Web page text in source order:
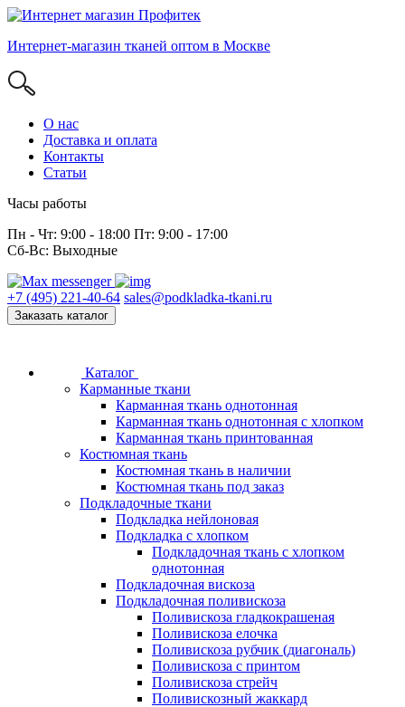
Интернет-магазин тканей оптом в Москве
О нас
Доставка и оплата
Контакты
Статьи
Часы работы
Пн - Чт: 9:00 - 18:00 Пт: 9:00 - 17:00
Сб-Вс: Выходные
+7 (495) 221-40-64 sales@podkladka-tkani.ru
Заказать каталог
Каталог
Карманные ткани
Карманная ткань однотонная
Карманная ткань однотонная с хлопком
Карманная ткань принтованная
Костюмная ткань
Костюмная ткань в наличии
Костюмная ткань под заказ
Подкладочные ткани
Подкладка нейлоновая
Подкладка с хлопком
Подкладочная ткань с хлопком
однотонная
Подкладочная вискоза
Подкладочная поливискоза
Поливискоза гладкокрашеная
Поливискоза елочка
Поливискоза рубчик (диагональ)
Поливискоза с принтом
Поливискоза стрейч
Поливискозный жаккард